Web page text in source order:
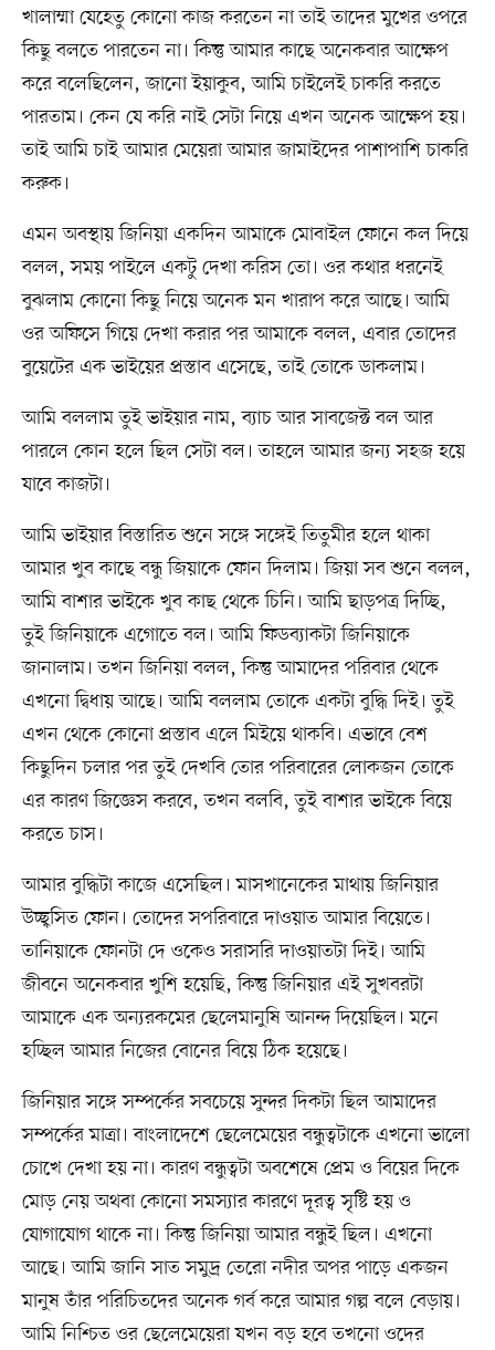
খালাম্মা যেহেতু কোনো কাজ করতেন না তাই তাদের মুখের ওপরে
কিছু বলতে পারতেন না। কিন্তু আমার কাছে অনেকবার আক্ষেপ
করে বলেছিলেন, জানো ইয়াকুব, আমি চাইলেই চাকরি করতে
পারতাম। কেন যে করি নাই সেটা নিয়ে এখন অনেক আক্ষেপ হয়।
তাই আমি চাই আমার মেয়েরা আমার জামাইদের পাশাপাশি চাকরি
করুক।
এমন অবস্থায় জিনিয়া একদিন আমাকে মোবাইল ফোনে কল দিয়ে
বলল, সময় পাইলে একটু দেখা করিস তো। ওর কথার ধরনেই
বুঝলাম কোনো কিছু নিয়ে অনেক মন খারাপ করে আছে। আমি
ওর অফিসে গিয়ে দেখা করার পর আমাকে বলল, এবার তোদের
বুয়েটের এক ভাইয়ের প্রস্তাব এসেছে, তাই তোকে ডাকলাম।
আমি বললাম তুই ভাইয়ার নাম, ব্যাচ আর সাবজেক্ট বল আর
পারলে কোন হলে ছিল সেটা বল। তাহলে আমার জন্য সহজ হয়ে
যাবে কাজটা।
আমি ভাইয়ার বিস্তারিত শুনে সঙ্গে সঙ্গেই তিতুমীর হলে থাকা
আমার খুব কাছে বন্ধু জিয়াকে ফোন দিলাম। জিয়া সব শুনে বলল,
আমি বাশার ভাইকে খুব কাছ থেকে চিনি। আমি ছাড়পত্র দিচ্ছি,
তুই জিনিয়াকে এগোতে বল। আমি ফিডব্যাকটা জিনিয়াকে
জানালাম। তখন জিনিয়া বলল, কিন্তু আমাদের পরিবার থেকে
এখনো দ্বিধায় আছে। আমি বললাম তোকে একটা বুদ্ধি দিই। তুই
এখন থেকে কোনো প্রস্তাব এলে মিইয়ে থাকবি। এভাবে বেশ
কিছুদিন চলার পর তুই দেখবি তোর পরিবারের লোকজন তোকে
এর কারণ জিজ্ঞেস করবে, তখন বলবি, তুই বাশার ভাইকে বিয়ে
করতে চাস।
আমার বুদ্ধিটা কাজে এসেছিল। মাসখানেকের মাথায় জিনিয়ার
উচ্ছ্বসিত ফোন। তোদের সপরিবারে দাওয়াত আমার বিয়েতে।
তানিয়াকে ফোনটা দে ওকেও সরাসরি দাওয়াতটা দিই। আমি
জীবনে অনেকবার খুশি হয়েছি, কিন্তু জিনিয়ার এই সুখবরটা
আমাকে এক অন্যরকমের ছেলেমানুষি আনন্দ দিয়েছিল। মনে
হচ্ছিল আমার নিজের বোনের বিয়ে ঠিক হয়েছে।
জিনিয়ার সঙ্গে সম্পর্কের সবচেয়ে সুন্দর দিকটা ছিল আমাদের
সম্পর্কের মাত্রা। বাংলাদেশে ছেলেমেয়ের বন্ধুত্বটাকে এখনো ভালো
চোখে দেখা হয় না। কারণ বন্ধুত্বটা অবশেষে প্রেম ও বিয়ের দিকে
মোড় নেয় অথবা কোনো সমস্যার কারণে দূরত্ব সৃষ্টি হয় ও
যোগাযোগ থাকে না। কিন্তু জিনিয়া আমার বন্ধুই ছিল। এখনো
আছে। আমি জানি সাত সমুদ্র তেরো নদীর অপর পাড়ে একজন
মানুষ তাঁর পরিচিতদের অনেক গর্ব করে আমার গল্প বলে বেড়ায়।
আমি নিশ্চিত ওর ছেলেমেয়েরা যখন বড় হবে তখনো ওদের